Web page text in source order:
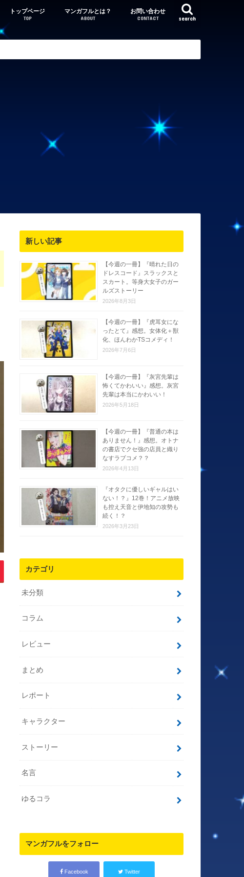
search
トップページ
TOP
マンガフルとは？
ABOUT
お問い合わせ
CONTACT
新しい記事
【今週の一冊】『晴れた日の
ドレスコード』スラックスと
スカート。等身大女子のガー
ルズストーリー
2026年8月3日
【今週の一冊】『虎耳女にな
ったとて』感想。女体化＋獣
化、ほんわかTSコメディ！
2026年7月6日
【今週の一冊】『灰宮先輩は
怖くてかわいい』感想。灰宮
先輩は本当にかわいい！
2026年5月18日
【今週の一冊】『普通の本は
ありません！』感想。オトナ
の書店でクセ強の店員と織り
なすラブコメ？？
2026年4月13日
『オタクに優しいギャルはい
ない！？』12巻！アニメ放映
も控え天音と伊地知の攻勢も
続く！？
2026年3月23日
カテゴリ
未分類
コラム
レビュー
まとめ
レポート
キャラクター
ストーリー
名言
ゆるコラ
マンガフルをフォロー
Facebook Twitter